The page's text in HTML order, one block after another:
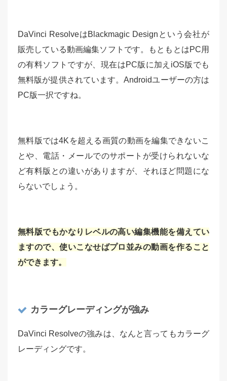
DaVinci ResolveはBlackmagic Designという会社が
販売している動画編集ソフトです。もともとはPC用
の有料ソフトですが、現在はPC版に加えiOS版でも
無料版が提供されています。Androidユーザーの方は
PC版一択ですね。
無料版では4Kを超える画質の動画を編集できないこ
とや、電話・メールでのサポートが受けられないな
ど有料版との違いがありますが、それほど問題にな
らないでしょう。
無料版でもかなりレベルの高い編集機能を備えてい
ますので、使いこなせばプロ並みの動画を作ること
ができます。
カラーグレーディングが強み
DaVinci Resolveの強みは、なんと言ってもカラーグ
レーディングです。